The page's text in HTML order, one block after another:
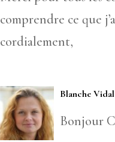
comprendre ce que
cordialement,
Blanche
Bonjour